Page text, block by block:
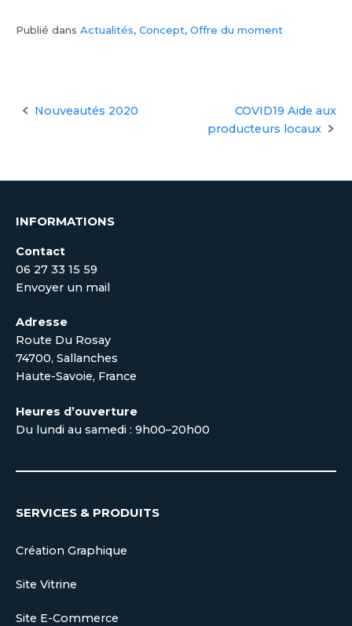
Publié dans Actualités, Concept, Offre du moment
Navigation
articles
Nouveautés 2020
COVID19 Aide aux
producteurs locaux
INFORMATIONS
Contact
06 27 33 15 59
Envoyer un mail
Adresse
Route Du Rosay
74700, Sallanches
Haute-Savoie, France
Heures d’ouverture
Du lundi au samedi : 9h00–20h00
SERVICES & PRODUITS
Création Graphique
Site Vitrine
Site E-Commerce